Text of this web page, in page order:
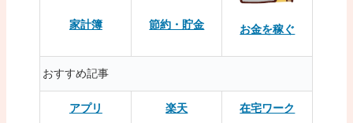
家計簿 節約・貯金 お金を稼ぐ
おすすめ記事
アプリ 楽天 在宅ワーク